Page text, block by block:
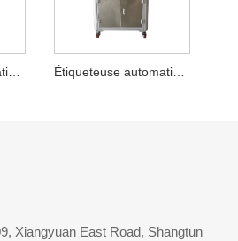
Etiqueteuse automatique à plat pour étiquettes à plusieurs rangées
Xiangyuan East Road, Shangtun